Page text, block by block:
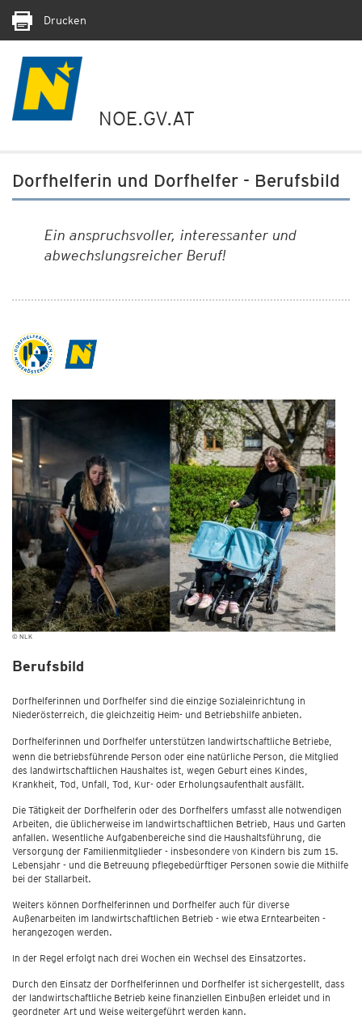
Drucken
NOE.GV.AT
Dorfhelferin und Dorfhelfer - Berufsbild
Ein anspruchsvoller, interessanter und
abwechslungsreicher Beruf!
© NLK
Berufsbild
Dorfhelferinnen und Dorfhelfer sind die einzige Sozialeinrichtung in
Niederösterreich, die gleichzeitig Heim- und Betriebshilfe anbieten.
Dorfhelferinnen und Dorfhelfer unterstützen landwirtschaftliche Betriebe,
wenn die betriebsführende Person oder eine natürliche Person, die Mitglied
des landwirtschaftlichen Haushaltes ist, wegen Geburt eines Kindes,
Krankheit, Tod, Unfall, Tod, Kur- oder Erholungsaufenthalt ausfällt.
Die Tätigkeit der Dorfhelferin oder des Dorfhelfers umfasst alle notwendigen
Arbeiten, die üblicherweise im landwirtschaftlichen Betrieb, Haus und Garten
anfallen. Wesentliche Aufgabenbereiche sind die Haushaltsführung, die
Versorgung der Familienmitglieder - insbesondere von Kindern bis zum 15.
Lebensjahr - und die Betreuung pflegebedürftiger Personen sowie die Mithilfe
bei der Stallarbeit.
Weiters können Dorfhelferinnen und Dorfhelfer auch für diverse
Außenarbeiten im landwirtschaftlichen Betrieb - wie etwa Erntearbeiten -
herangezogen werden.
In der Regel erfolgt nach drei Wochen ein Wechsel des Einsatzortes.
Durch den Einsatz der Dorfhelferinnen und Dorfhelfer ist sichergestellt, dass
der landwirtschaftliche Betrieb keine finanziellen Einbußen erleidet und in
geordneter Art und Weise weitergeführt werden kann.